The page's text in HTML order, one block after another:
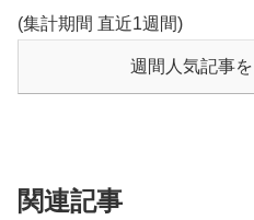
(集計期間 直近1週間)
週間人気記事
関連記事